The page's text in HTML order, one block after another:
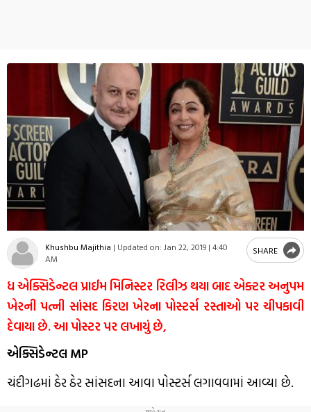
Khushbu Majithia | Updated on: Jan 22, 2019 | 4:40
AM
SHARE
ધ એક્સિડેન્ટલ પ્રાઈમ મિનિસ્ટર રિલીઝ થયા બાદ એક્ટર અનુપમ
ખેરની પત્ની સાંસદ કિરણ ખેરના પોસ્ટર્સ રસ્તાઓ પર ચીપકાવી
દેવાયા છે. આ પોસ્ટર પર લખાયું છે,
એક્સિડેન્ટલ MP
ચંદીગઢમાં ઠેર ઠેર સાંસદના આવા પોસ્ટર્સ લગાવવામાં આવ્યા છે.